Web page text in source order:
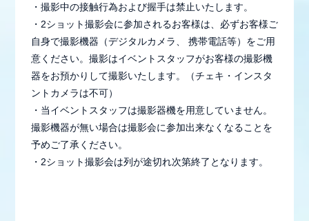
・撮影中の接触行為および握手は禁止いたします。
・2ショット撮影会に参加されるお客様は、必ずお客様ご
自身で撮影機器（デジタルカメラ、 携帯電話等）をご用
意ください。撮影はイベントスタッフがお客様の撮影機
器をお預かりして撮影いたします。（チェキ・インスタ
ントカメラは不可）
・当イベントスタッフは撮影器機を用意していません。
撮影機器が無い場合は撮影会に参加出来なくなることを
予めご了承ください。
・2ショット撮影会は列が途切れ次第終了となります。